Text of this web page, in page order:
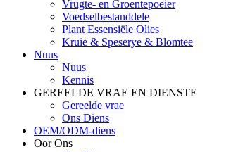
Vrugte- en Groentepoeier
Voedselbestanddele
Plant Essensiële Olies
Kruie & Speserye & Blomtee
Nuus
Nuus
Kennis
GEREELDE VRAE EN DIENSTE
Gereelde vrae
Ons Diens
OEM/ODM-diens
Oor Ons